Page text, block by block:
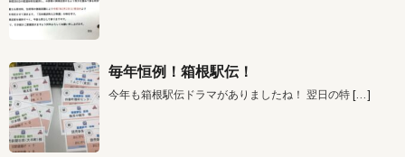
毎年恒例！箱根駅伝！
今年も箱根駅伝ドラマがありましたね！ 翌日の特 […]